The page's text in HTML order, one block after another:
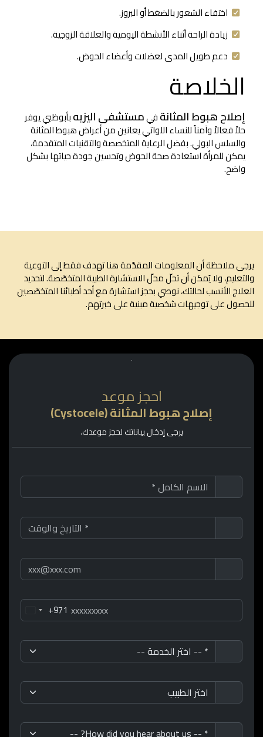
اختفاء الشعور بالضغط أو البروز.
زيادة الراحة أثناء الأنشطة اليومية والعلاقة الزوجية.
دعم طويل المدى لعضلات وأعضاء الحوض.
الخلاصة
إصلاح هبوط المثانةفيمستشفى اليزيهبأبوظبي يوفر
حلاً فعالاً وآمناً للنساء اللواتي يعانين من أعراض هبوط المثانة
والسلس البولي. بفضل الرعاية المتخصصة والتقنيات المتقدمة،
يمكن للمرأة استعادة صحة الحوض وتحسين جودة حياتها بشكل
واضح.
ملاحظة أن المعلومات المقدَّمة هنا تهدف فقط إلى التوعية
ولا يُمكن أن تحلّ محلّ الاستشارة الطبية المتخصّصة. لتحديد
الأنسب لحالتك، نوصي بحجز استشارة مع أحد أطبائنا المتخصّصين
على توجيهات شخصية مبنية على خبرتهم.
احجز موعد
إصلاح هبوط المثانة (Cystocele)
يرجى إدخال بياناتك لحجز موعدك.
+971